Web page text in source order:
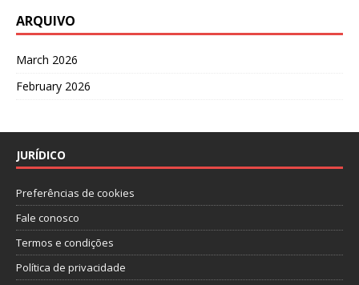
ARQUIVO
March 2026
February 2026
JURÍDICO
Preferências de cookies
Fale conosco
Termos e condições
Política de privacidade